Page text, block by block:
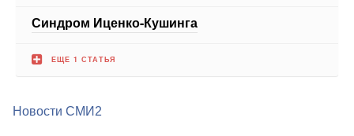
Синдром Иценко-Кушинга
ЕЩЕ 1 СТАТЬЯ
Новости СМИ2